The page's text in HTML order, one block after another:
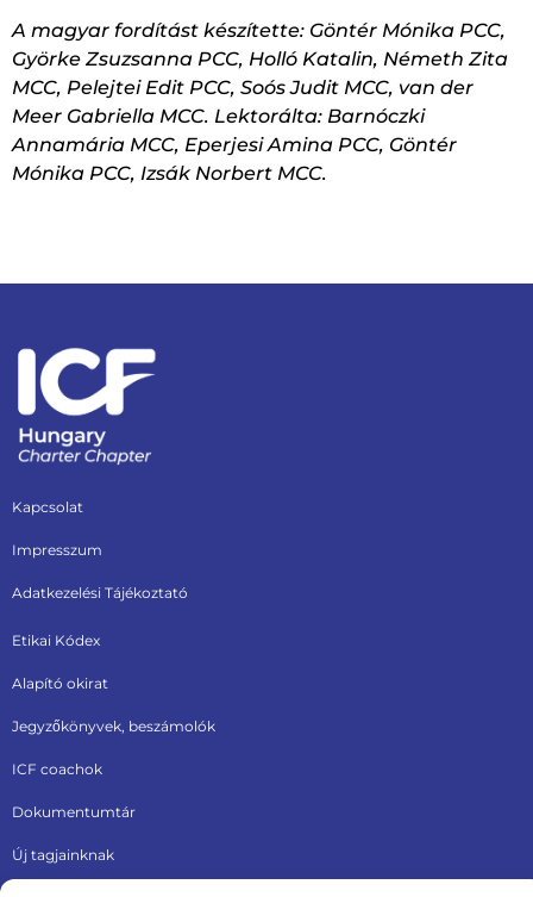
A magyar fordítást készítette: Göntér Mónika PCC,
Györke Zsuzsanna PCC, Holló Katalin, Németh Zita
MCC, Pelejtei Edit PCC, Soós Judit MCC, van der
Meer Gabriella MCC. Lektorálta: Barnóczki
Annamária MCC, Eperjesi Amina PCC, Göntér
Mónika PCC, Izsák Norbert MCC.
Kapcsolat
Impresszum
Adatkezelési Tájékoztató
Etikai Kódex
Alapító okirat
Jegyzőkönyvek, beszámolók
ICF coachok
Dokumentumtár
Új tagjainknak